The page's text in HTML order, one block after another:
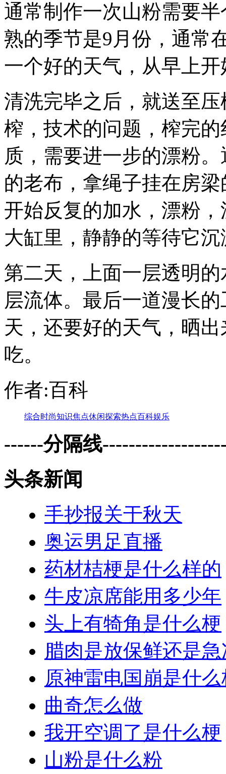
通常制作一次山粉需要
熟的季节是9月份，通常
一个好的天气，从早上
清洗完毕之后，就送至
榨，技术的问题，榨完
质，需要进一步的漂粉
的老布，拿绳子挂在房
开始反复的加水，漂粉
大缸里，静静的等待它
第二天，上面一层透明
层流体。最后一道漫长
天，还要好的天气，晒
吃。
作者:百科
综合时尚知识焦点休闲探索热点百科娱乐
------分隔线
头条新闻
手抄报关于秋天
奥运男足直播
药材桔梗是什么样的
牛皮凉席能用多少年
头上有犄角是什么梗
腊肉是放保鲜还是急
原神雷电国崩是什么
曲奇怎么做
我开空调了是什么梗
山粉是什么粉